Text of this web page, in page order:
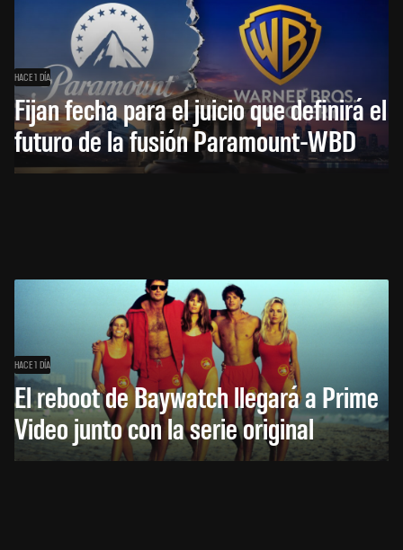
HACE 1 DÍA
Fijan fecha para el juicio que definirá el
futuro de la fusión Paramount-WBD
HACE 1 DÍA
El reboot de Baywatch llegará a Prime
Video junto con la serie original